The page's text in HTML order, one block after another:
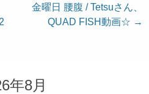
金曜日 腰腹 / Tetsuさん、
QUAD FISH動画☆ →
年8月